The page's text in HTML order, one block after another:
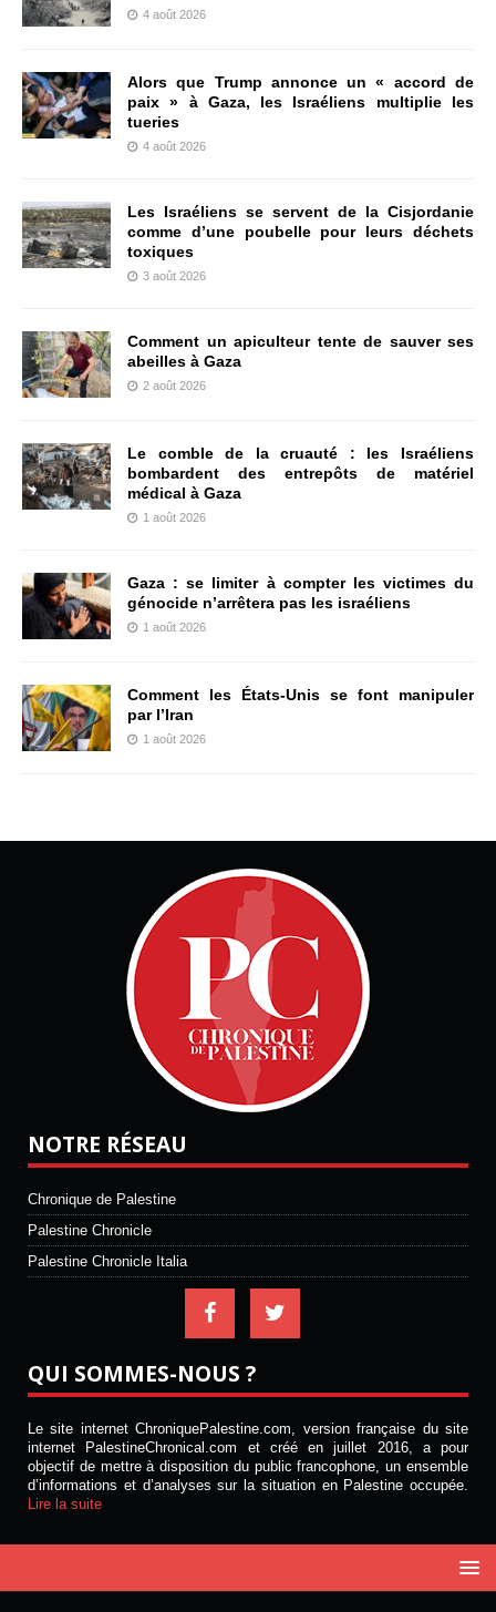
4 août 2026
Alors que Trump annonce un « accord de
paix » à Gaza, les Israéliens multiplie les
tueries
4 août 2026
Les Israéliens se servent de la Cisjordanie
comme d’une poubelle pour leurs déchets
toxiques
3 août 2026
Comment un apiculteur tente de sauver ses
abeilles à Gaza
2 août 2026
Le comble de la cruauté : les Israéliens
bombardent des entrepôts de matériel
médical à Gaza
1 août 2026
Gaza : se limiter à compter les victimes du
génocide n’arrêtera pas les israéliens
1 août 2026
Comment les États-Unis se font manipuler
par l’Iran
1 août 2026
NOTRE RÉSEAU
Chronique de Palestine
Palestine Chronicle
Palestine Chronicle Italia
QUI SOMMES-NOUS ?
Le site internet ChroniquePalestine.com, version française du site
internet PalestineChronical.com et créé en juillet 2016, a pour
objectif de mettre à disposition du public francophone, un ensemble
d’informations et d’analyses sur la situation en Palestine occupée.
Lire la suite